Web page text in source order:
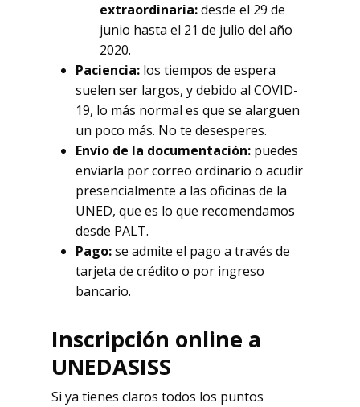
extraordinaria:desde el 29 de
junio hasta el 21 de julio del año
2020.
Paciencia: los tiempos de espera
suelen ser largos, y debido al COVID-
19, lo más normal es que se alarguen
un poco más. No te desesperes.
Envío de la documentación: puedes
enviarla por correo ordinario o acudir
presencialmente a las oficinas de la
UNED, que es lo que recomendamos
desde PALT.
Pago:se admite el pago a través de
tarjeta de crédito o por ingreso
bancario.
Inscripción online a
UNEDASISS
Si ya tienes claros todos los puntos